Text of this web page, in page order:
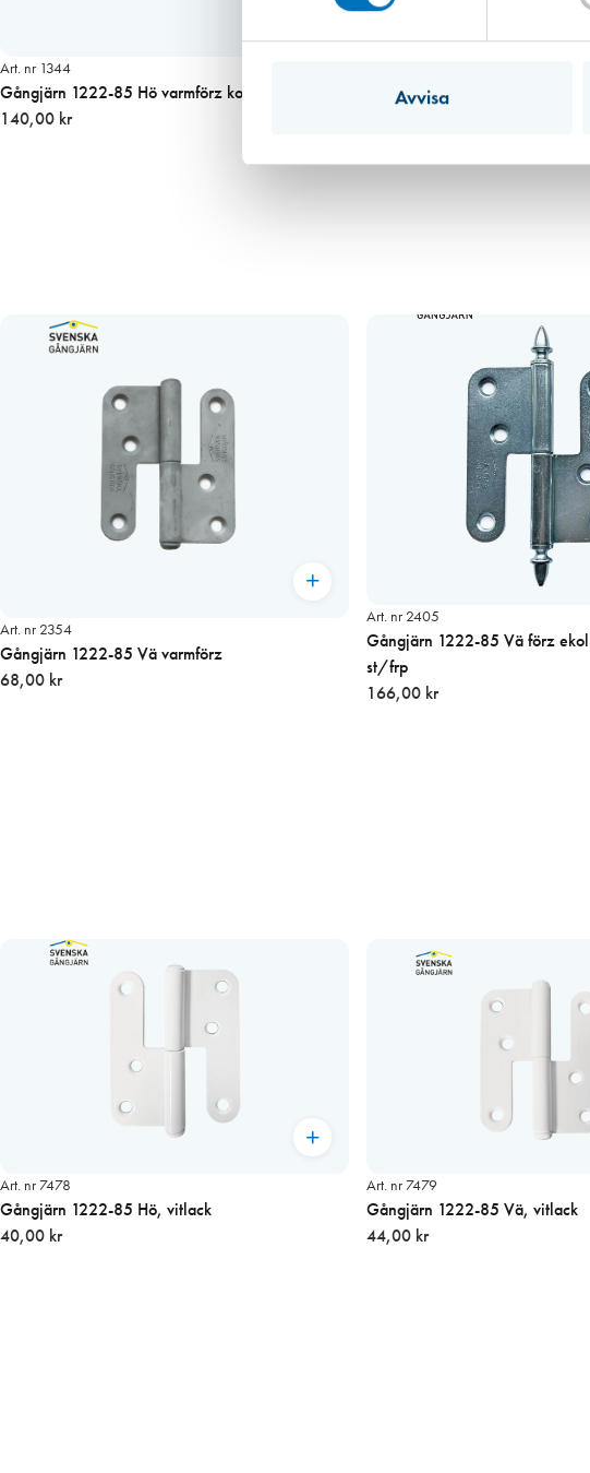
Avvisa
Art. nr 1344
Gångjärn 1222-85 Hö varmförz konisk knopp
140,00 kr
Art. nr 2354
Gångjärn 1222-85 Vä varmförz
68,00 kr
Art. nr 2405
Gångjärn 1222-85 Vä förz
st/frp
166,00 kr
Art. nr 7478
Gångjärn 1222-85 Hö, vitlack
40,00 kr
Art. nr 7479
Gångjärn 1222-85 Vä, vitlack
44,00 kr